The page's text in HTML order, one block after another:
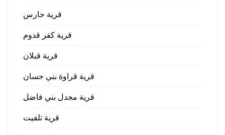
قرية حارس
قرية كفر قدوم
قرية قبلان
قرية قراوة بني حسان
قرية مجدل بني فاضل
قرية تلفيت